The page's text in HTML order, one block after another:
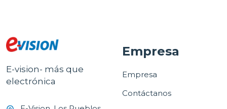
E-vision- más que
electrónica
Empresa
Empresa
Contáctanos